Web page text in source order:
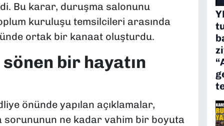
Bu karar, duruşma salonunu
kuruluşu temsilcileri arasında
ortak bir kanaat oluşturdu.
bir hayatın
önünde yapılan açıklamalar,
ne kadar vahim bir boyuta